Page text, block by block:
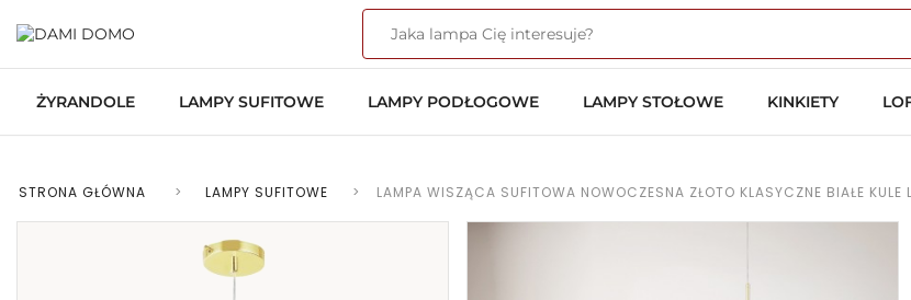
ŻYRANDOLE LAMPY SUFITOWE LAMPY PODŁOGOWE LAMPY STOŁOWE KINKIETY
STRONA GŁÓWNA > LAMPY SUFITOWE > LAMPA WISZĄCA SUFITOWA NOWOCZESNA ZŁOTO KLASYCZNE BIAŁE KULE